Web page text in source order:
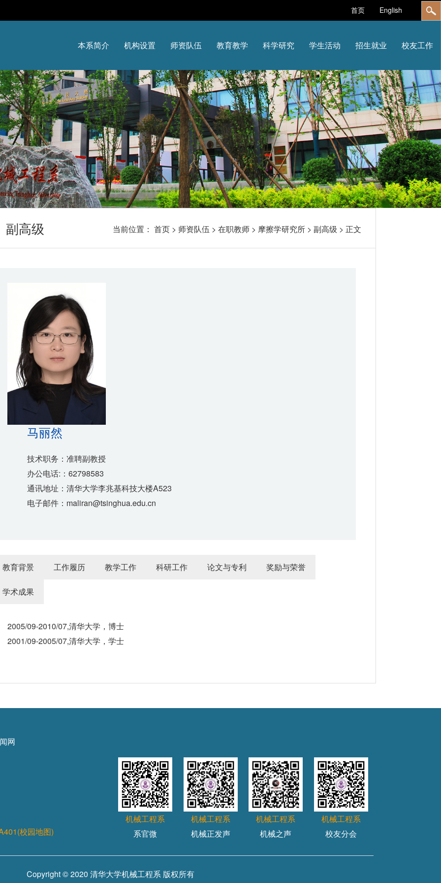
首页 English
本系简介 机构设置 师资队伍 教育教学 科学研究 学生活动 招生就业 校友工作
副高级 当前位置： 首页 > 师资队伍 > 在职教师 > 摩擦学研究所 > 副高级 > 正文
马丽然
技术职务：准聘副教授
办公电话:：62798583
通讯地址：清华大学李兆基科技大楼A523
电子邮件：maliran@tsinghua.edu.cn
教育背景 工作履历 教学工作 科研工作 论文与专利 奖励与荣誉
学术成果
2005/09-2010/07,清华大学，博士
2001/09-2005/07,清华大学，学士
网
校园地图)
机械工程系
系官微
机械工程系
机械正发声
机械工程系
机械之声
机械工程系
校友分会
Copyright © 2020 清华大学机械工程系 版权所有